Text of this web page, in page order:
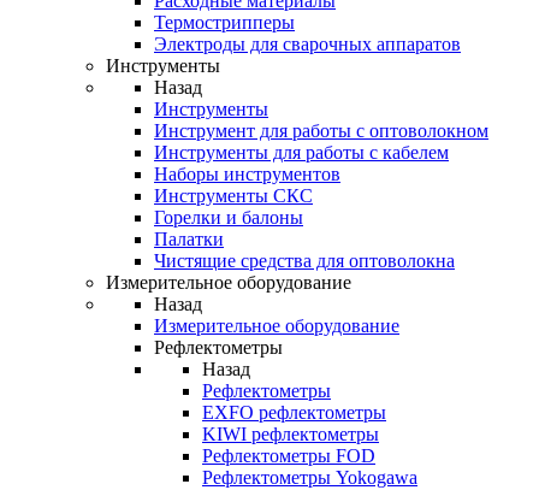
Термострипперы
Электроды для сварочных аппаратов
Инструменты
Назад
Инструменты
Инструмент для работы с оптоволокном
Инструменты для работы с кабелем
Наборы инструментов
Инструменты СКС
Горелки и балоны
Палатки
Чистящие средства для оптоволокна
Измерительное оборудование
Назад
Измерительное оборудование
Рефлектометры
Назад
Рефлектометры
EXFO рефлектометры
KIWI рефлектометры
Рефлектометры FOD
Рефлектометры Yokogawa